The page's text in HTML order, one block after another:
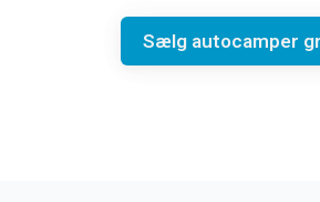
Sælg autocamper